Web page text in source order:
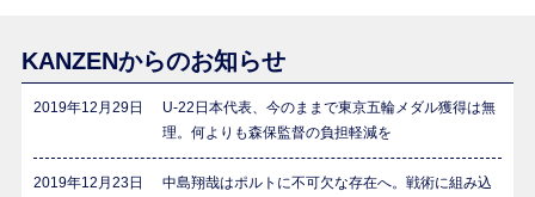
KANZENからのお知らせ
2019年12月29日
U-22日本代表、今のままで東京五輪メダル獲得は無
理。何よりも森保監督の負担軽減を
2019年12月23日
中島翔哉はポルトに不可欠な存在へ。戦術に組み込